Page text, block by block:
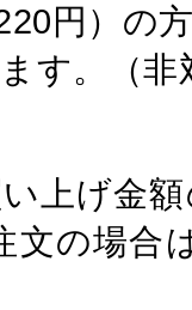
円）の
す。（非
上げ金
文の場合